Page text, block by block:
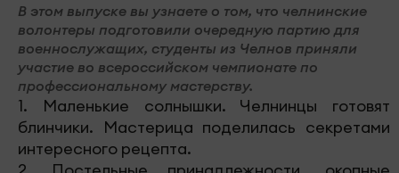
В этом выпуске вы узнаете о том, что челнинские
волонтеры подготовили очередную партию для
военнослужащих, студенты из Челнов приняли
участие во всероссийском чемпионате по
профессиональному мастерству.
1. Маленькие солнышки. Челнинцы готовят
блинчики. Мастерица поделилась секретами
интересного рецепта.